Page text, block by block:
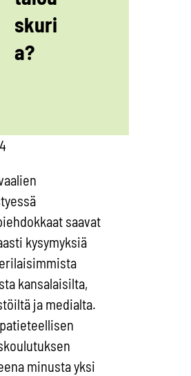
skuri
a?
saavat
kysymyksiä
kansalaisilta,
ja medialta.
minusta yksi